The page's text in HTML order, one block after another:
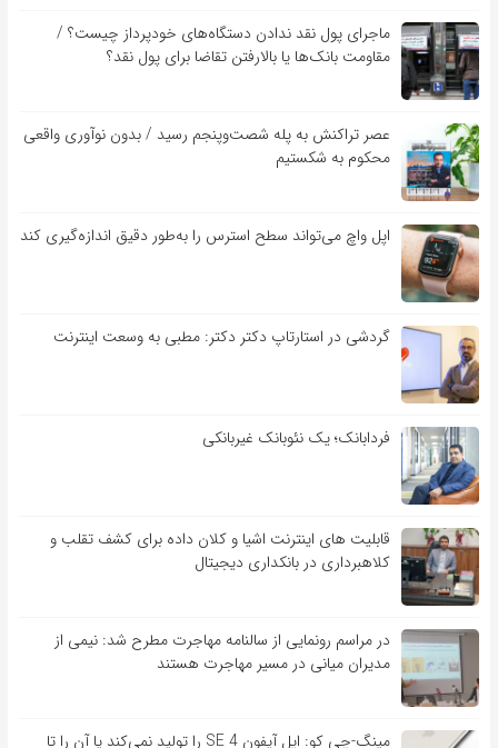
ماجرای پول نقد ندادن دستگاه‌های خودپرداز چیست؟ /
مقاومت بانک‌ها یا بالارفتن تقاضا برای پول نقد؟
عصر تراکنش به پله شصت‌وپنجم رسید / بدون نوآوری واقعی
محکوم به شکستیم
اپل واچ می‌تواند سطح استرس را به‌طور دقیق اندازه‌گیری کند
گردشی در استارتاپ دکتر دکتر: مطبی به وسعت اینترنت
فردابانک؛ یک نئوبانک غیربانکی
قابلیت ‏های اینترنت اشیا و کلان‏ داده برای کشف تقلب و
کلاهبرداری در بانکداری دیجیتال
در مراسم رونمایی از سالنامه مهاجرت مطرح شد: نیمی از
مدیران میانی در مسیر مهاجرت هستند
مینگ-چی کو: اپل آیفون SE 4 را تولید نمی‌کند یا آن را تا